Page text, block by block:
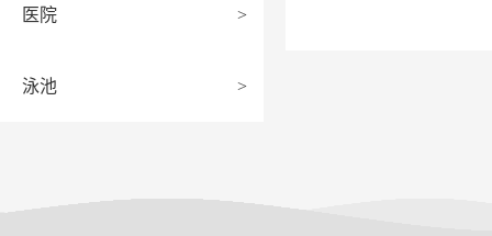
医院 >
泳池 >